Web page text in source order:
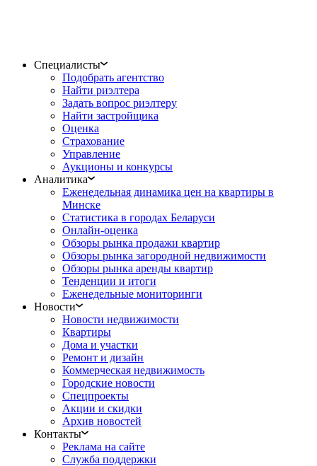
Специалисты
Подобрать агентство
Найти риэлтера
Задать вопрос риэлтеру
Найти застройщика
Оценка
Страхование
Управление
Аукционы и конкурсы
Аналитика
Еженедельная динамика цен на квартиры в
Минске
Статистика в городах Беларуси
Онлайн-оценка
Обзоры рынка продажи квартир
Обзоры рынка загородной недвижимости
Обзоры рынка аренды квартир
Тенденции и итоги
Еженедельные мониторинги
Новости
Новости недвижимости
Квартиры
Дома и участки
Ремонт и дизайн
Коммерческая недвижимость
Городские новости
Спецпроекты
Акции и скидки
Архив новостей
Контакты
Реклама на сайте
Служба поддержки